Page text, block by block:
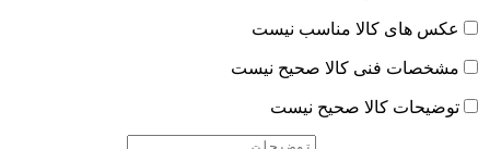
عکس های کالا مناسب نیست
مشخصات فنی کالا صحیح نیست
توضیحات کالا صحیح نیست